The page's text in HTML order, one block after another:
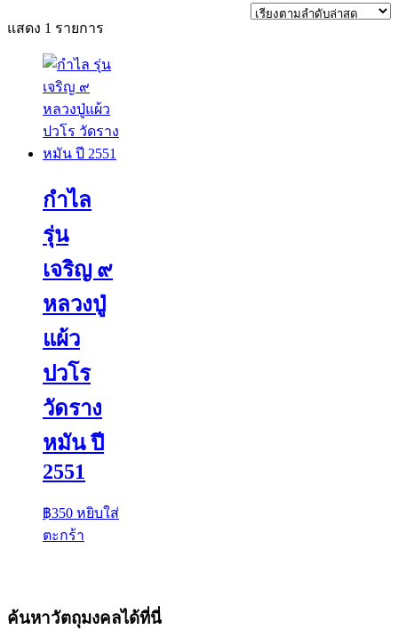
แสดง 1 รายการ
กำไล
รุ่น
เจริญ ๙
หลวงปู่
แผ้ว
ปวโร
วัดราง
หมัน ปี
2551
฿350 หยิบใส่
ตะกร้า
ค้นหาวัตถุมงคลได้ที่นี่